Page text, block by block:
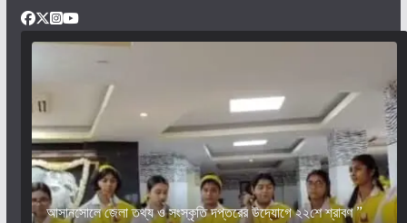
আসানসোলে জেলা তথ্য ও সংস্কৃতি দপ্তরের উদ্যোগে ২২শে শ্রাবণ ”